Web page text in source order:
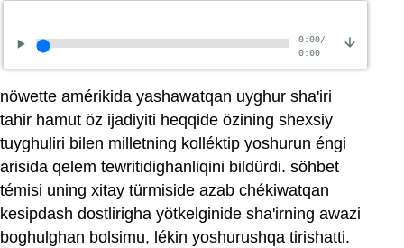
0:00/
0:00
nöwette amérikida yashawatqan uyghur sha'iri
tahir hamut öz ijadiyiti heqqide özining shexsiy
tuyghuliri bilen milletning kolléktip yoshurun éngi
arisida qelem tewritidighanliqini bildürdi. söhbet
témisi uning xitay türmiside azab chékiwatqan
kesipdash dostlirigha yötkelginide sha'irning awazi
boghulghan bolsimu, lékin yoshurushqa tirishatti.